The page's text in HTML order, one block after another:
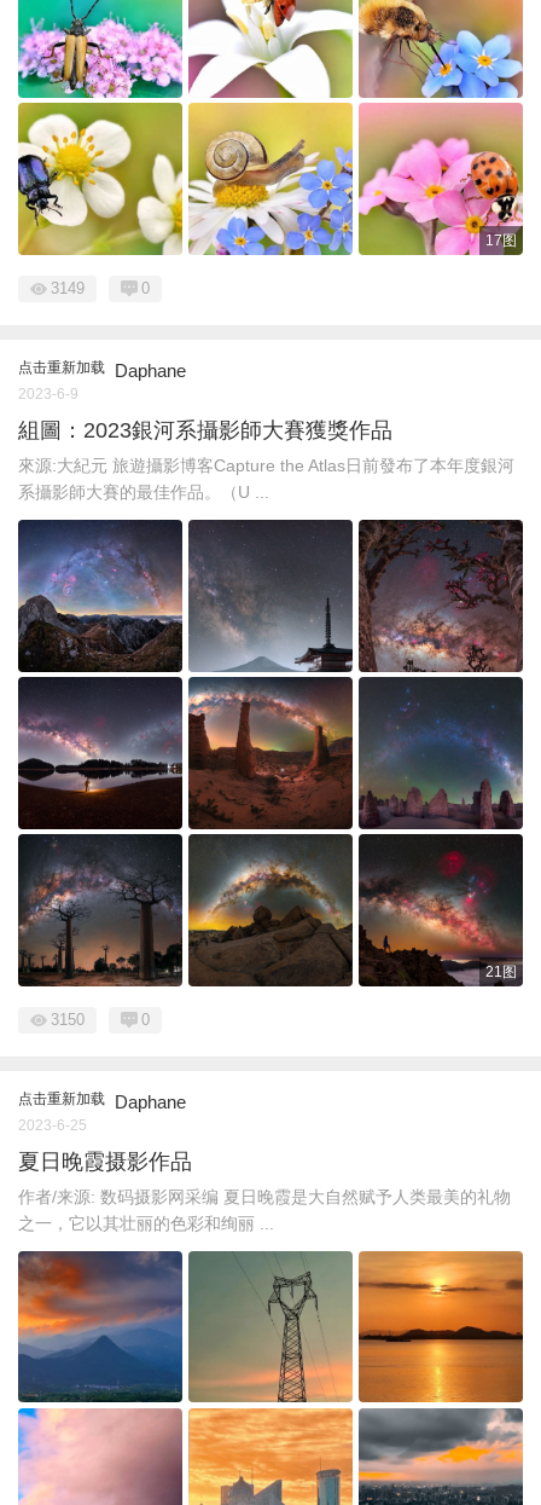
17图
3149 0
点击重新加载 Daphane
2023-6-9
組圖：2023銀河系攝影師大賽獲獎作品
來源:大紀元 旅遊攝影博客Capture the Atlas日前發布了本年度銀河
系攝影師大賽的最佳作品。（U ...
21图
3150 0
点击重新加载 Daphane
2023-6-25
夏日晚霞摄影作品
作者/来源: 数码摄影网采编 夏日晚霞是大自然赋予人类最美的礼物
之一，它以其壮丽的色彩和绚丽 ...